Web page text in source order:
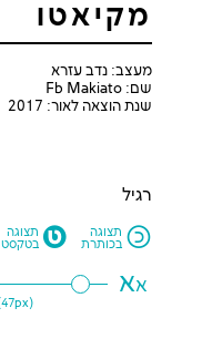
מקיאטו
מעצב: נדב עזרא
שם: Fb Makiato
שנת הוצאה לאור: 2017
רגיל
N תצוגה
בכותרת
M תצוגה
בטקסט
אא
(
47px)